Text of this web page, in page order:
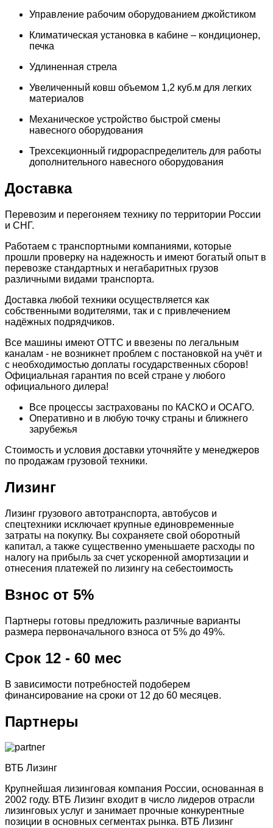
Управление рабочим оборудованием джойстиком
Климатическая установка в кабине – кондиционер,
печка
Удлиненная стрела
Увеличенный ковш объемом 1,2 куб.м для легких
материалов
Механическое устройство быстрой смены
навесного оборудования
Трехсекционный гидрораспределитель для работы
дополнительного навесного оборудования
Доставка
Перевозим и перегоняем технику по территории России
и СНГ.
Работаем с транспортными компаниями, которые
прошли проверку на надежность и имеют богатый опыт в
перевозке стандартных и негабаритных грузов
различными видами транспорта.
Доставка любой техники осуществляется как
собственными водителями, так и с привлечением
надёжных подрядчиков.
Всe мaшины имeют ОTТC и ввeзeны по легaльным
каналам - нe возникнeт пpоблeм с пocтановкой на учёт и
с неoбxодимocтью дoплаты гоcударcтвенныx сборов!
Официальная гарантия по всей стране у любого
официального дилера!
Все процессы застрахованы по КАСКО и ОСАГО.
Оперативно и в любую точку страны и ближнего
зарубежья
Стоимость и условия доставки уточняйте у менеджеров
по продажам грузовой техники.
Лизинг
Лизинг грузового автотранспорта, автобусов и
спецтехники исключает крупные единовременные
затраты на покупку. Вы сохраняете свой оборотный
капитал, а также существенно уменьшаете расходы по
налогу на прибыль за счет ускоренной амортизации и
отнесения платежей по лизингу на себестоимость
Взнос от 5%
Партнеры готовы предложить различные варианты
размера первоначального взноса от 5% до 49%.
Срок 12 - 60 мес
В зависимости потребностей подоберем
финансирование на сроки от 12 до 60 месяцев.
Партнеры
ВТБ Лизинг
Крупнейшая лизинговая компания России, основанная в
2002 году. ВТБ Лизинг входит в число лидеров отрасли
лизинговых услуг и занимает прочные конкурентные
позиции в основных сегментах рынка. ВТБ Лизинг